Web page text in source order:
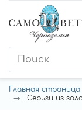
Главная страница
Серьги из